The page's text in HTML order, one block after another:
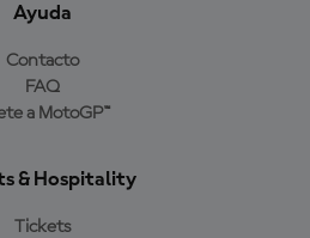
Ayuda
Contacto
FAQ
a MotoGP™
& Hospitality
Tickets